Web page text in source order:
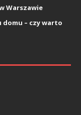
Warszawie
– czy warto